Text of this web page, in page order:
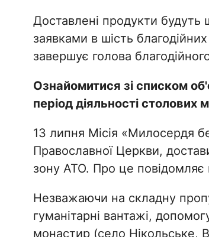
Доставлені продукти
заявками в шість
завершує голова
Ознайомитися зі списком
період діяльності столових
13 липня Місія «Милосердя
Православної Церкви,
зону АТО. Про це повідомляє
Незважаючи на складну
гуманітарні вантажі,
монастир (село Нікольське,